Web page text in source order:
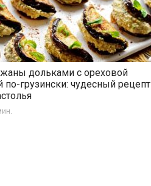
дольками с ореховой
по-грузински: чудесный рецепт